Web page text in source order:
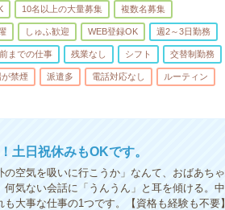
10名以上の大量募集 複数名募集
しゅふ歓迎 WEB登録OK 週2～3日勤務
までの仕事 残業なし シフト 交替制勤務
禁煙 派遣多 電話対応なし ルーティン
日祝休みもOKです。
空気を吸いに行こうか」なんて、おばあちゃ
気ない会話に「うんうん」と耳を傾ける。中
大事な仕事の1つです。【資格も経験も不要】